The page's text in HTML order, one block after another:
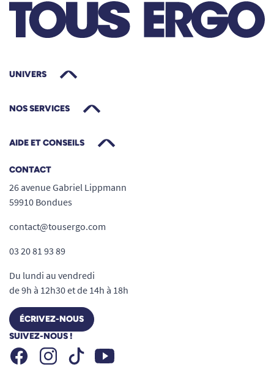
UNIVERS
NOS SERVICES
AIDE ET CONSEILS
CONTACT
26 avenue Gabriel Lippmann
59910 Bondues
contact@tousergo.com
03 20 81 93 89
Du lundi au vendredi
de 9h à 12h30 et de 14h à 18h
ÉCRIVEZ-NOUS
SUIVEZ-NOUS !
FacebookInstagramTiktok Youtube